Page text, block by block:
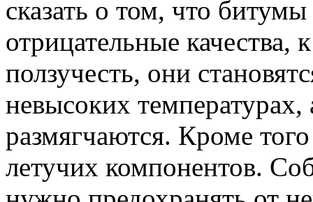
сказать о том, что
отрицательные качества,
ползучесть, они
невысоких
размягчаются. Кроме
летучих компонентов.